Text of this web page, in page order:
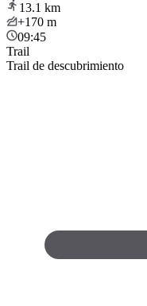
13.1 km
+170 m
09:45
Trail
Trail de descubrimiento